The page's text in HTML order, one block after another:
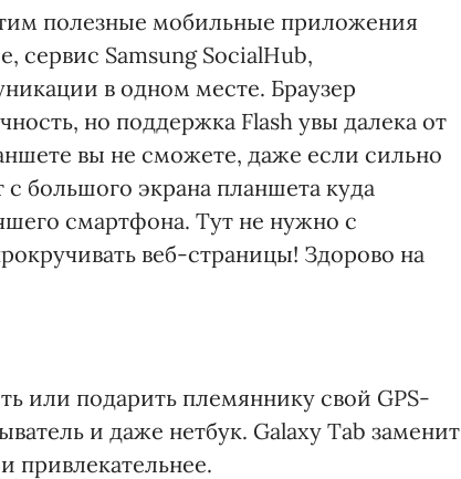
полезные мобильные приложения
сервис Samsung SocialHub,
в одном месте. Браузер
но поддержка Flash увы далека от
вы не сможете, даже если сильно
большого экрана планшета куда
смартфона. Тут не нужно с
веб-страницы! Здорово на
или подарить племяннику свой GPS-
и даже нетбук. Galaxy Tab заменит
привлекательнее.